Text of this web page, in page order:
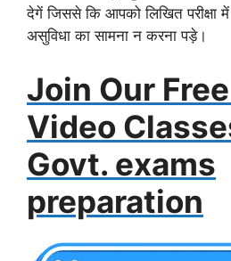
देगें जिससे कि आपको लिखित परीक्षा
असुविधा का सामना न करना पड़े।
Join Our
Video
Govt. exams
preparation